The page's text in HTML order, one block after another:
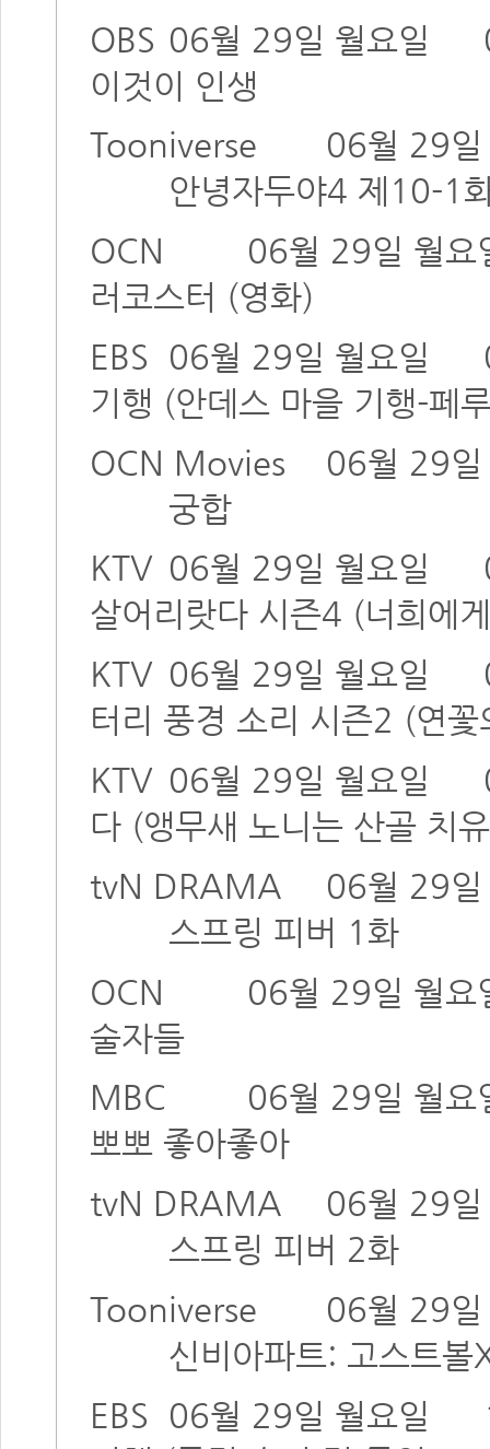
OBS 06월 29일 월요일
이것이 인생
Tooniverse
06월 29일
안녕자두야4 제10-1
OCN
06월 29일 월요
러코스터 (영화)
EBS
06월 29일 월요일
기행 (안데스 마을 기행-페
OCN Movies
06월 29일
궁합
KTV 06월 29일 월요일
살어리랏다 시즌4 (너희에
KTV 06월 29일 월요일
터리 풍경 소리 시즌2 (연꽃
KTV 06월 29일 월요일
다 (앵무새 노니는 산골 치
tvN DRAMA
06월 29일
스프링 피버 1화
OCN
06월 29일 월요
술자들
MBC
06월 29일 월요
뽀뽀 좋아좋아
tvN DRAMA
06월 29일
스프링 피버 2화
Tooniverse
06월 29일
신비아파트: 고스트
EBS
06월 29일 월요일